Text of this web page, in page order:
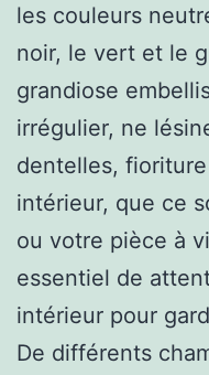
les couleurs
noir, le vert et le
grandiose
irrégulier, ne
dentelles,
intérieur, que ce
ou votre pièce à
essentiel de
intérieur pour
De différents